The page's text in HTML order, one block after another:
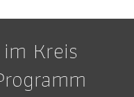
Kreis